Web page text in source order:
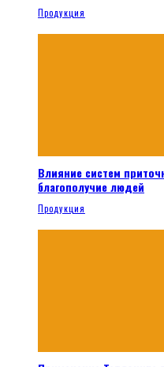
Продукция
Влияние систем
благополучие людей
Продукция